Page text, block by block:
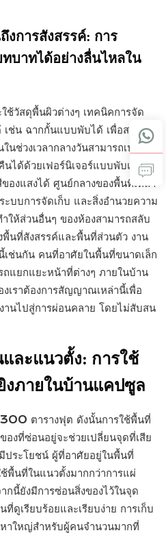
การสังสรรค์: การ
บาทได้อย่างลื่นไหลใน
ช้วัสดุพื้นผิวต่างๆ เทคนิคการจัด
เช่น ฉากกั้นแบบพับได้ เพื่อสร้าง
ช่วงเวลากลางวันสามารถเปลี่ยน
ได้ด้วยเฟอร์นิเจอร์แบบพับเก็บได้
งแสงได้ ศูนย์กลางของพื้นที่เหล่า
บบการจัดเก็บ และสิ่งอำนวยความ
ให้ส่วนอื่นๆ ของห้องสามารถสลับ
พื้นที่สังสรรค์และพื้นที่ส่วนตัว งาน
เช่นกัน คนที่อาศัยในพื้นที่ขนาดเล็ก
แยกแยะหน้าที่ต่างๆ ภายในบ้าน
งเราต้องการสัญญาณเหล่านี้เพื่อ
านไปสู่การผ่อนคลาย โดยไม่สับสน
ละแนวตั้ง: การใช้
งภายในบ้านแคปซูล
ตารางฟุต ดังนั้นการใช้พื้นที่
องที่ซ่อนอยู่จะช่วยเปลี่ยนจุดที่เสีย
ประโยชน์ ผู้ที่อาศัยอยู่ในพื้นที่
พื้นที่ในแนวตั้งมากกว่าการแผ่
นี้ยังมีการซ่อนสิ่งของไว้ในจุด
ดูเรียบร้อยและเรียบง่าย การเก็บ
าใหญ่สำหรับผู้คนจำนวนมากที่